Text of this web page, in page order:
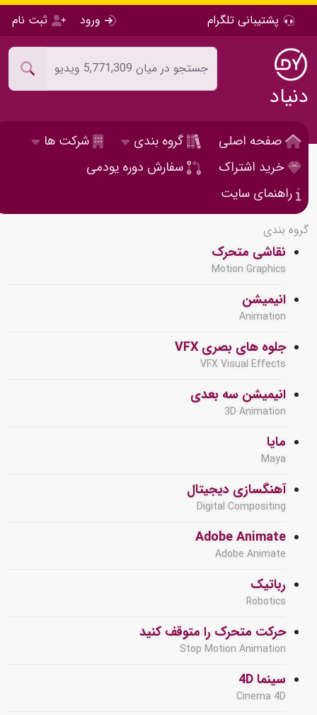
پشتیبانی تلگرام ورود ثبت نام
دنیاد
صفحه اصلی گروه بندی
شرکت ها
خرید اشتراک
سفارش دوره یودمی
راهنمای سایت
گروه بندی
نقاشی متحرک
Motion Graphics
انیمیشن
Animation
جلوه های بصری VFX
VFX Visual Effects
انیمیشن سه بعدی
3D Animation
مایا
Maya
آهنگسازی دیجیتال
Digital Compositing
Adobe Animate
Adobe Animate
رباتیک
Robotics
حرکت متحرک را متوقف کنید
Stop Motion Animation
سینما 4D
Cinema 4D